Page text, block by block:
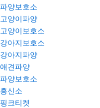
파양보호소
고양이파양
고양이보호소
강아지보호소
강아지파양
애견파양
파양보호소
흥신소
핑크티켓